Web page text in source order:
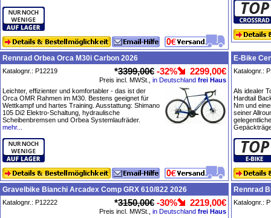
Rennrad Orbea Orca M30i Carbon 2026
Katalognr.: P12219 *3399,00€ -32% 2299,00€
Preis incl. MWSt., in Deutschland frei Haus
Leichter, effizienter und komfortabler - das ist der
Orca OMR Rahmen im M30. Bestens geeignet für
Wettkampf und hartes Training. Ausstattung: Shimano
105 Di2 Elektro-Schaltung, hydraulische
Scheibenbremsen und Orbea Systemlaufräder.
mehr...
E-Bike
Katalognr.:
Als idealer
Hardtail
Nm und
seiner
Gravelbike Bianchi Arcadex Comp GRX 610/822 2026
Katalognr.: P12222 *3150,00€ -30% 2219,00€
Preis incl. MWSt., in Deutschland frei Haus
Rennrad
Katalognr.: